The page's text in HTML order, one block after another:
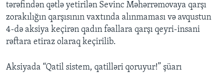
tərəfindən qətlə yetirilən Sevinc Məhərrəmovaya qarşı
zorakılığın qarşısının vaxtında alınmaması və avqustun
4-də aksiya keçirən qadın fəallara qarşı qeyri-insani
rəftara etiraz olaraq keçirilib.
Aksiyada “Qatil sistem, qatilləri qoruyur!” şüarı